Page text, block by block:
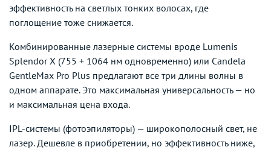
эффективность на светлых тонких волосах, где
поглощение тоже снижается.
Комбинированные лазерные системы вроде Lumenis
Splendor X (755 + 1064 нм одновременно) или Candela
GentleMax Pro Plus предлагают все три длины волны в
одном аппарате. Это максимальная универсальность — но
и максимальная цена входа.
IPL-системы (фотоэпиляторы) — широкополосный свет, не
лазер. Дешевле в приобретении, но эффективность ниже,